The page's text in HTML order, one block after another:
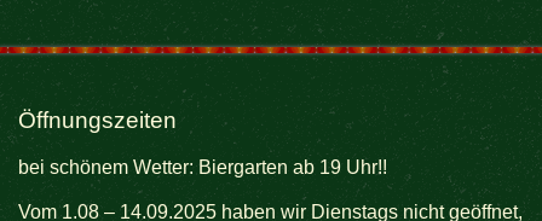
Öffnungszeiten
bei schönem Wetter: Biergarten ab 19 Uhr!!
Vom 1.08 – 14.09.2025 haben wir Dienstags nicht geöffnet,